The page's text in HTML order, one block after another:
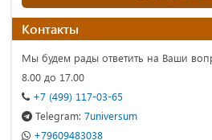
Контакты
Мы будем рады ответить на Ваши
8.00 до 17.00
+7 (499) 117-03-65
Telegram: 7universum
+79609483038